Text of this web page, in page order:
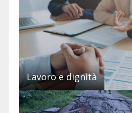
Lavoro e dignità